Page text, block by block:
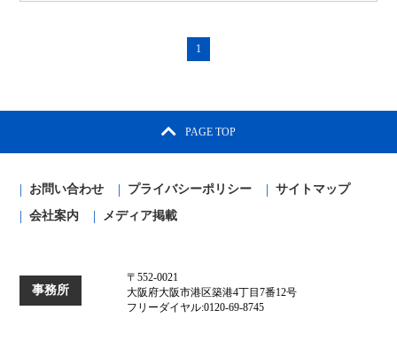
1
PAGE TOP
お問い合わせ プライバシーポリシー
サイトマップ
会社案内
メディア掲載
事務所
〒552-0021
大阪府大阪市港区築港4丁目7番12号
フリーダイヤル:0120-69-8745